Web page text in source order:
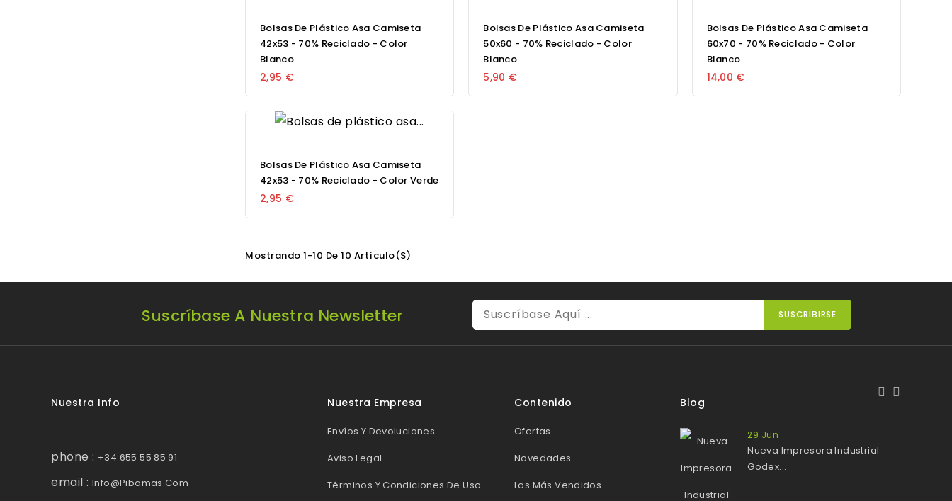
Bolsas De Plástico Asa Camiseta
42x53 - 70% Reciclado - Color
Blanco
2,95 €
Bolsas De Plástico Asa Camiseta
50x60 - 70% Reciclado - Color
Blanco
5,90 €
Bolsas De Plástico Asa Camiseta
60x70 - 70% Reciclado - Color
Blanco
14,00 €
Bolsas De Plástico Asa Camiseta
42x53 - 70% Reciclado - Color Verde
2,95 €
Mostrando 1-10 De 10 Artículo(s)
Suscríbase A Nuestra Newsletter
Nuestra Info
-
phone : +34 655 55 85 91
email : Info@pibamas.com
Nuestra Empresa
Envíos Y Devoluciones
Aviso Legal
Términos Y Condiciones De Uso
Contenido
Ofertas
Novedades
Los Más Vendidos
Blog
29 Jun
Nueva Impresora Industrial
Godex...